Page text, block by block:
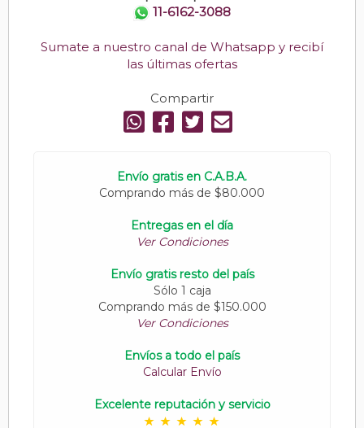
11-6162-3088
Sumate a nuestro canal de Whatsapp y recibí
las últimas ofertas
Compartir
Envío gratis en C.A.B.A.
Comprando más de $80.000
Entregas en el día
Ver Condiciones
Envío gratis resto del país
Sólo 1 caja
Comprando más de $150.000
Ver Condiciones
Envíos a todo el país
Calcular Envío
Excelente reputación y servicio